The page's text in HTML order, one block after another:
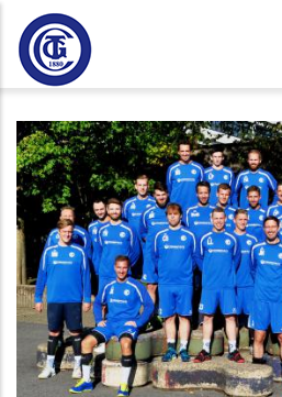
Direkt
zum
Inhalt